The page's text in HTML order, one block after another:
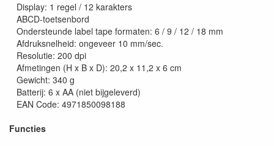
Display: 1 regel / 12 karakters
ABCD-toetsenbord
Ondersteunde label tape formaten: 6 / 9 / 12 / 18 mm
Afdruksnelheid: ongeveer 10 mm/sec.
Resolutie: 200 dpi
Afmetingen (H x B x D): 20,2 x 11,2 x 6 cm
Gewicht: 340 g
Batterij: 6 x AA (niet bijgeleverd)
EAN Code: 4971850098188
Functies